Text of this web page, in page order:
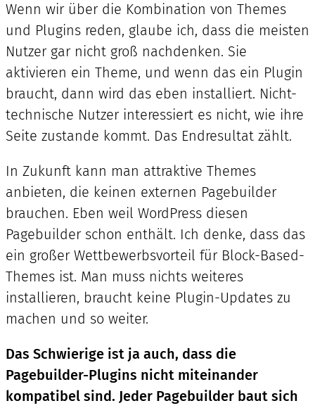
Wenn wir über die Kombination von Themes
und Plugins reden, glaube ich, dass die meisten
Nutzer gar nicht groß nachdenken. Sie
aktivieren ein Theme, und wenn das ein Plugin
braucht, dann wird das eben installiert. Nicht-
technische Nutzer interessiert es nicht, wie ihre
Seite zustande kommt. Das Endresultat zählt.
In Zukunft kann man attraktive Themes
anbieten, die keinen externen Pagebuilder
brauchen. Eben weil WordPress diesen
Pagebuilder schon enthält. Ich denke, dass das
ein großer Wettbewerbsvorteil für Block-Based-
Themes ist. Man muss nichts weiteres
installieren, braucht keine Plugin-Updates zu
machen und so weiter.
Das Schwierige ist ja auch, dass die
Pagebuilder-Plugins nicht miteinander
kompatibel sind. Jeder Pagebuilder baut sich